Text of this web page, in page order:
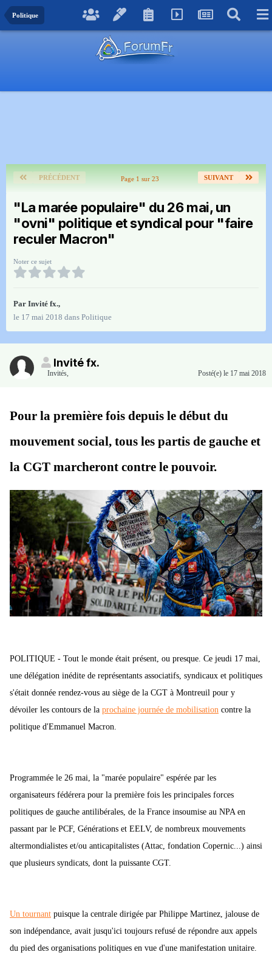
Politique
PRÉCÉDENT SUIVANT
Page 1 sur 23
"La marée populaire" du 26 mai, un
"ovni" politique et syndical pour "faire
reculer Macron"
Noter ce sujet
Par Invité fx.,
le 17 mai 2018 dans Politique
Invité fx.
Invités, Posté(e) le 17 mai 2018
Pour la première fois depuis le début du
mouvement social, tous les partis de gauche et
la CGT marcheront contre le pouvoir.
POLITIQUE - Tout le monde était présent, ou presque. Ce jeudi 17 mai,
une délégation inédite de représentants associatifs, syndicaux et politiques
s'était donnée rendez-vous au siège de la CGT à Montreuil pour y
dévoiler les contours de la prochaine journée de mobilisation contre la
politique d'Emmanuel Macron.
Programmée le 26 mai, la "marée populaire" espérée par les
organisateurs fédérera pour la première fois les principales forces
politiques de gauche antilibérales, de la France insoumise au NPA en
passant par le PCF, Générations et EELV, de nombreux mouvements
altermondialistes et/ou anticapitalistes (Attac, fondation Copernic...) ainsi
que plusieurs syndicats, dont la puissante CGT.
Un tournant puisque la centrale dirigée par Philippe Martinez, jalouse de
son indépendance, avait jusqu'ici toujours refusé de répondre aux appels
du pied des organisations politiques en vue d'une manifestation unitaire.